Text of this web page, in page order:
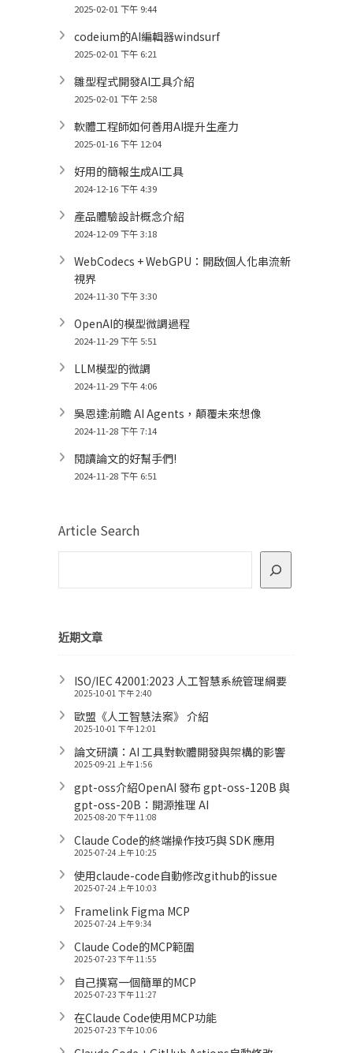
2025-02-01 下午 9:44
codeium的AI編輯器windsurf
2025-02-01 下午 6:21
雛型程式開發AI工具介紹
2025-02-01 下午 2:58
軟體工程師如何善用AI提升生產力
2025-01-16 下午 12:04
好用的簡報生成AI工具
2024-12-16 下午 4:39
產品體驗設計概念介紹
2024-12-09 下午 3:18
WebCodecs + WebGPU：開啟個人化串流新
視界
2024-11-30 下午 3:30
OpenAI的模型微調過程
2024-11-29 下午 5:51
LLM模型的微調
2024-11-29 下午 4:06
吳恩達:前瞻 AI Agents，顛覆未來想像
2024-11-28 下午 7:14
閱讀論文的好幫手們!
2024-11-28 下午 6:51
Article Search
近期文章
ISO/IEC 42001:2023 人工智慧系統管理綱要
2025-10-01 下午 2:40
歐盟《人工智慧法案》 介紹
2025-10-01 下午 12:01
論文研讀：AI 工具對軟體開發與架構的影響
2025-09-21 上午 1:56
gpt-oss介紹OpenAI 發布 gpt-oss-120B 與
gpt-oss-20B：開源推理 AI
2025-08-20 下午 11:08
Claude Code的終端操作技巧與 SDK 應用
2025-07-24 上午 10:25
使用claude-code自動修改github的issue
2025-07-24 上午 10:03
Framelink Figma MCP
2025-07-24 上午 9:34
Claude Code的MCP範圍
2025-07-23 下午 11:55
自己撰寫一個簡單的MCP
2025-07-23 下午 11:27
在Claude Code使用MCP功能
2025-07-23 下午 10:06